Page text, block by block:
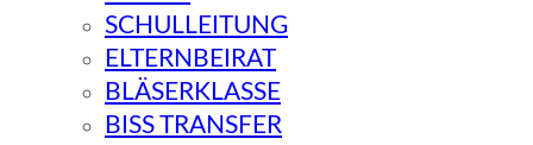
SCHULLEITUNG
ELTERNBEIRAT
BLÄSERKLASSE
BISS TRANSFER